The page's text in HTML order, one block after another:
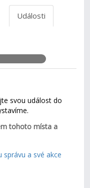
Události
svou událost do
tohoto místa a
a své akce